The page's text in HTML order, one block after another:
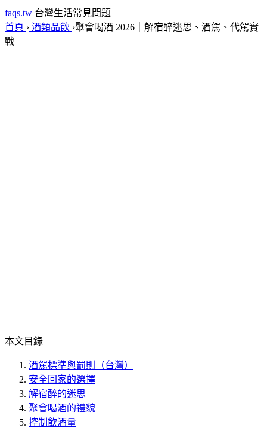
faqs.tw 台灣生活常見問題
首頁 › 酒類品飲 ›聚會喝酒 2026｜解宿醉迷思、酒駕、代駕實
戰
本文目錄
酒駕標準與罰則（台灣）
安全回家的選擇
解宿醉的迷思
聚會喝酒的禮貌
控制飲酒量